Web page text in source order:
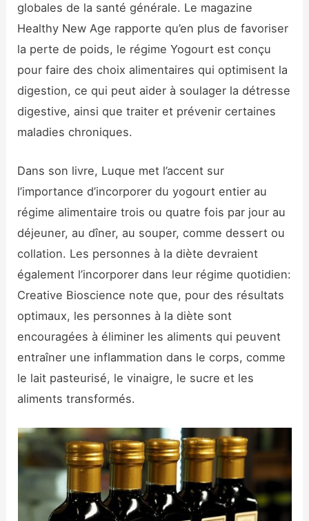
globales de la santé générale. Le magazine
Healthy New Age rapporte qu’en plus de favoriser
la perte de poids, le régime Yogourt est conçu
pour faire des choix alimentaires qui optimisent la
digestion, ce qui peut aider à soulager la détresse
digestive, ainsi que traiter et prévenir certaines
maladies chroniques.
Dans son livre, Luque met l’accent sur
l’importance d’incorporer du yogourt entier au
régime alimentaire trois ou quatre fois par jour au
déjeuner, au dîner, au souper, comme dessert ou
collation. Les personnes à la diète devraient
également l’incorporer dans leur régime quotidien:
Creative Bioscience note que, pour des résultats
optimaux, les personnes à la diète sont
encouragées à éliminer les aliments qui peuvent
entraîner une inflammation dans le corps, comme
le lait pasteurisé, le vinaigre, le sucre et les
aliments transformés.